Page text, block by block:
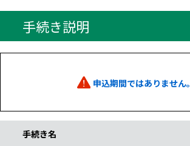
手続き説明
申込期間ではありません。
手続き名